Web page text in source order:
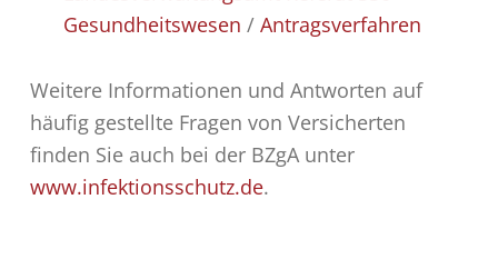
Gesundheitswesen / Antragsverfahren
Weitere Informationen und Antworten auf
häufig gestellte Fragen von Versicherten
finden Sie auch bei der BZgA unter
www.infektionsschutz.de.